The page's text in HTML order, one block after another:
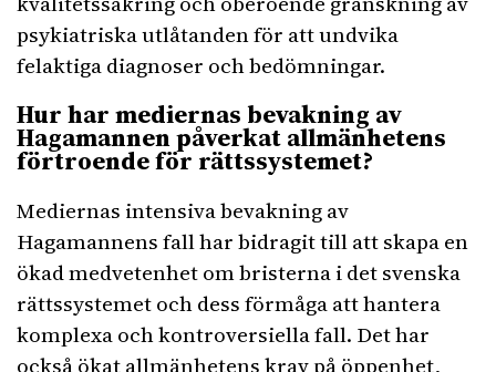
psykiatriska utlåtanden för att undvika
felaktiga diagnoser och bedömningar.
Hur har mediernas bevakning av
Hagamannen påverkat allmänhetens
förtroende för rättssystemet?
Mediernas intensiva bevakning av
Hagamannens fall har bidragit till att skapa en
ökad medvetenhet om bristerna i det svenska
rättssystemet och dess förmåga att hantera
komplexa och kontroversiella fall. Det har
också ökat allmänhetens krav på öppenhet,